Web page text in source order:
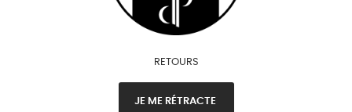
RETOURS
JE ME RÉTRACTE